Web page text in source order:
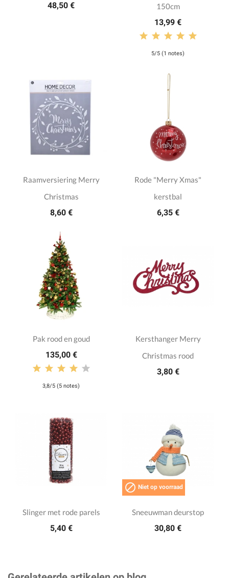
48,50 €
150cm
13,99 €
5/5 (1 notes)
Raamversiering Merry
Christmas
8,60 €
Rode "Merry Xmas"
kerstbal
6,35 €
Pak rood en goud
135,00 €
3,8/5 (5 notes)
Kersthanger Merry
Christmas rood
3,80 €
Slinger met rode parels
5,40 €
 Niet op voorraad
Sneeuwman deurstop
30,80 €